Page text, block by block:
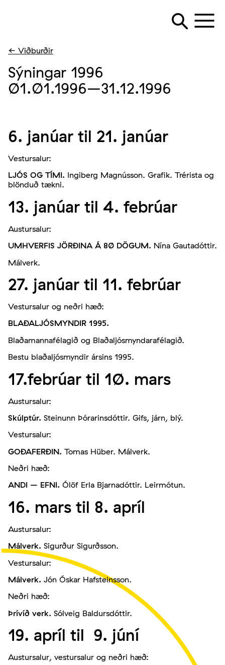
← Viðburðir
Sýningar 1996
01.01.1996–31.12.1996
6. janúar til 21. janúar
Vestursalur:
LJÓS OG TÍMI. Ingiberg Magnússon. Grafik. Trérista og
blönduð tækni.
13. janúar til 4. febrúar
Austursalur:
UMHVERFIS JÖRÐINA Á 80 DÖGUM. Nína Gautadóttir.
Málverk.
27. janúar til 11. febrúar
Vestursalur og neðri hæð:
BLAÐALJÓSMYNDIR 1995.
Blaðamannafélagið og Blaðaljósmyndarafélagið.
Bestu blaðaljósmyndir ársins 1995.
17.febrúar til 10. mars
Austursalur:
Skúlptúr. Steinunn Þórarinsdóttir. Gifs, járn, blý.
Vestursalur:
GOÐAFERÐIN. Tomas Hüber. Málverk.
Neðri hæð:
ANDI – EFNI. Ólöf Erla Bjarnadóttir. Leirmótun.
16. mars til 8. apríl
Austursalur:
Málverk. Sigurður Sigurðsson.
Vestursalur:
Málverk. Jón Óskar Hafsteinsson.
Neðri hæð:
Þrívíð verk. Sólveig Baldursdóttir.
19. apríl til 9. júní
Austursalur, vestursalur og neðri hæð: